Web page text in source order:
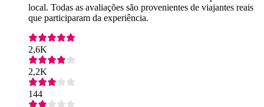
local. Todas as avaliações são provenientes de viajantes reais
que participaram da experiência.
2,6K
2,2K
144